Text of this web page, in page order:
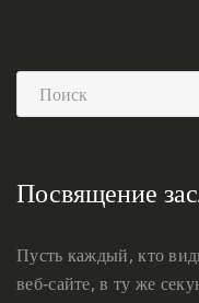
Посвящение
Пусть каждый, кто
веб-сайте, в ту же